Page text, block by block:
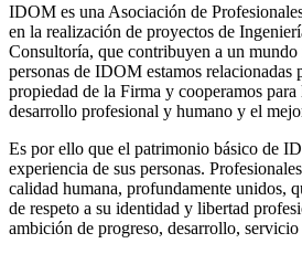
IDOM es una Asociación de
en la realización de proyectos de
Consultoría, que contribuyen a un mundo
personas de IDOM estamos relacionadas
propiedad de la Firma y cooperamos
desarrollo profesional y humano y el
Es por ello que el patrimonio básico de
experiencia de sus personas.
calidad humana, profundamente unidos,
de respeto a su identidad y libertad
ambición de progreso, desarrollo,